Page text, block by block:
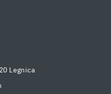
Legnica